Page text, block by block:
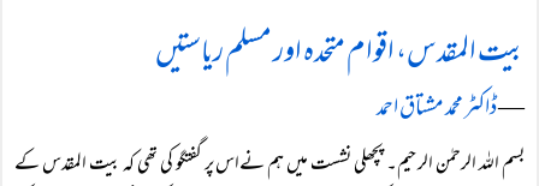
بیت المقدس، اقوام متحدہ اور مسلم ریاستیں
―ڈاکٹر محمد مشتاق احمد
بسم اللہ الرحمٰن الرحیم۔ پچھلی نشست میں ہم نےاس پر گفتگو کی تھی کہ بیت المقدس کے